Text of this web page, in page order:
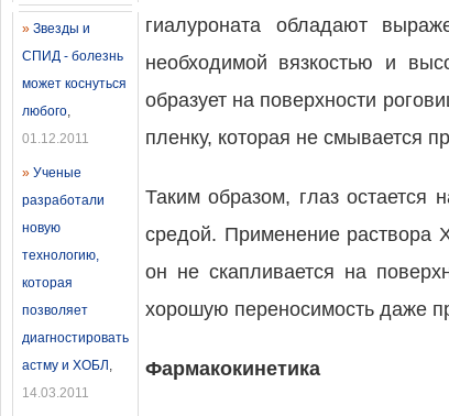
» Звезды и
СПИД - болезнь
может коснуться
любого,
01.12.2011
» Ученые
разработали
новую
технологию,
которая
позволяет
диагностировать
астму и ХОБЛ ,
14.03.2011
гиалуроната обладают
необходимой вязкостью и
образует на поверхности
пленку, которая не смывается
Таким образом, глаз
средой. Применение раствора
он не скапливается на
хорошую переносимость даже
Фармакокинетика